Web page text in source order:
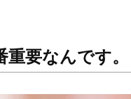
要なんです。